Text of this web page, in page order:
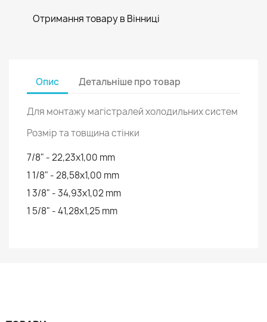
Отримання товару в Вінниці
Опис Детальніше про товар
Для монтажу магістралей холодильних систем
Розмір та товщина стінки
7/8" - 22,23х1,00 mm
1 1/8" - 28,58х1,00 mm
1 3/8" - 34,93х1,02 mm
1 5/8" - 41,28х1,25 mm